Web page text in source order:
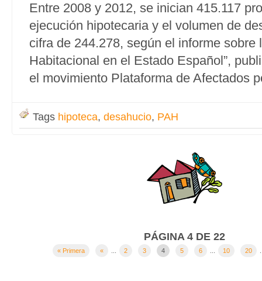
Entre 2008 y 2012, se inician 415.117
ejecución hipotecaria y el volumen de
cifra de 244.278, según el informe sobre
Habitacional en el Estado Español”,
el movimiento Plataforma de Afec­tados
Tags hipoteca, desahucio, PAH
PÁGINA 4 DE 22
« Primera « 2 3 4 5 6 10 20